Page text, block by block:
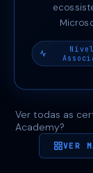
Ver todas as
Academy?
VER